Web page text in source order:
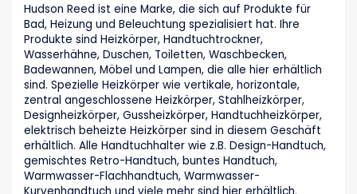
Hudson Reed ist eine Marke, die sich auf Produkte für
Bad, Heizung und Beleuchtung spezialisiert hat. Ihre
Produkte sind Heizkörper, Handtuchtrockner,
Wasserhähne, Duschen, Toiletten, Waschbecken,
Badewannen, Möbel und Lampen, die alle hier erhältlich
sind. Spezielle Heizkörper wie vertikale, horizontale,
zentral angeschlossene Heizkörper, Stahlheizkörper,
Designheizkörper, Gussheizkörper, Handtuchheizkörper,
elektrisch beheizte Heizkörper sind in diesem Geschäft
erhältlich. Alle Handtuchhalter wie z.B. Design-Handtuch,
gemischtes Retro-Handtuch, buntes Handtuch,
Warmwasser-Flachhandtuch, Warmwasser-